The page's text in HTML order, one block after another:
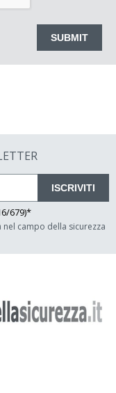
ISCRIVITI
679)*
campo della sicurezza